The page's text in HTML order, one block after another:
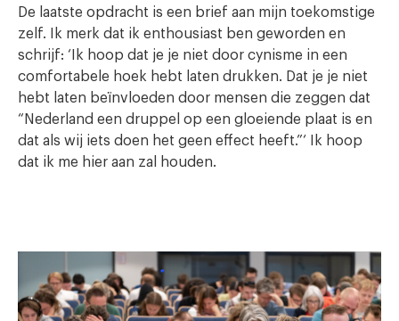
De laatste opdracht is een brief aan mijn toekomstige
zelf. Ik merk dat ik enthousiast ben geworden en
schrijf: ‘Ik hoop dat je je niet door cynisme in een
comfortabele hoek hebt laten drukken. Dat je je niet
hebt laten beïnvloeden door mensen die zeggen dat
“Nederland een druppel op een gloeiende plaat is en
dat als wij iets doen het geen effect heeft.”‘ Ik hoop
dat ik me hier aan zal houden.